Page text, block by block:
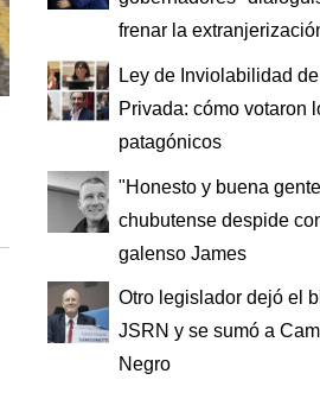
frenar la
Ley de Inviolabilidad
Privada: cómo votaron
patagónicos
"Honesto y buena
chubutense despide
galenso James
Otro legislador dejó el
JSRN y se sumó a
Negro